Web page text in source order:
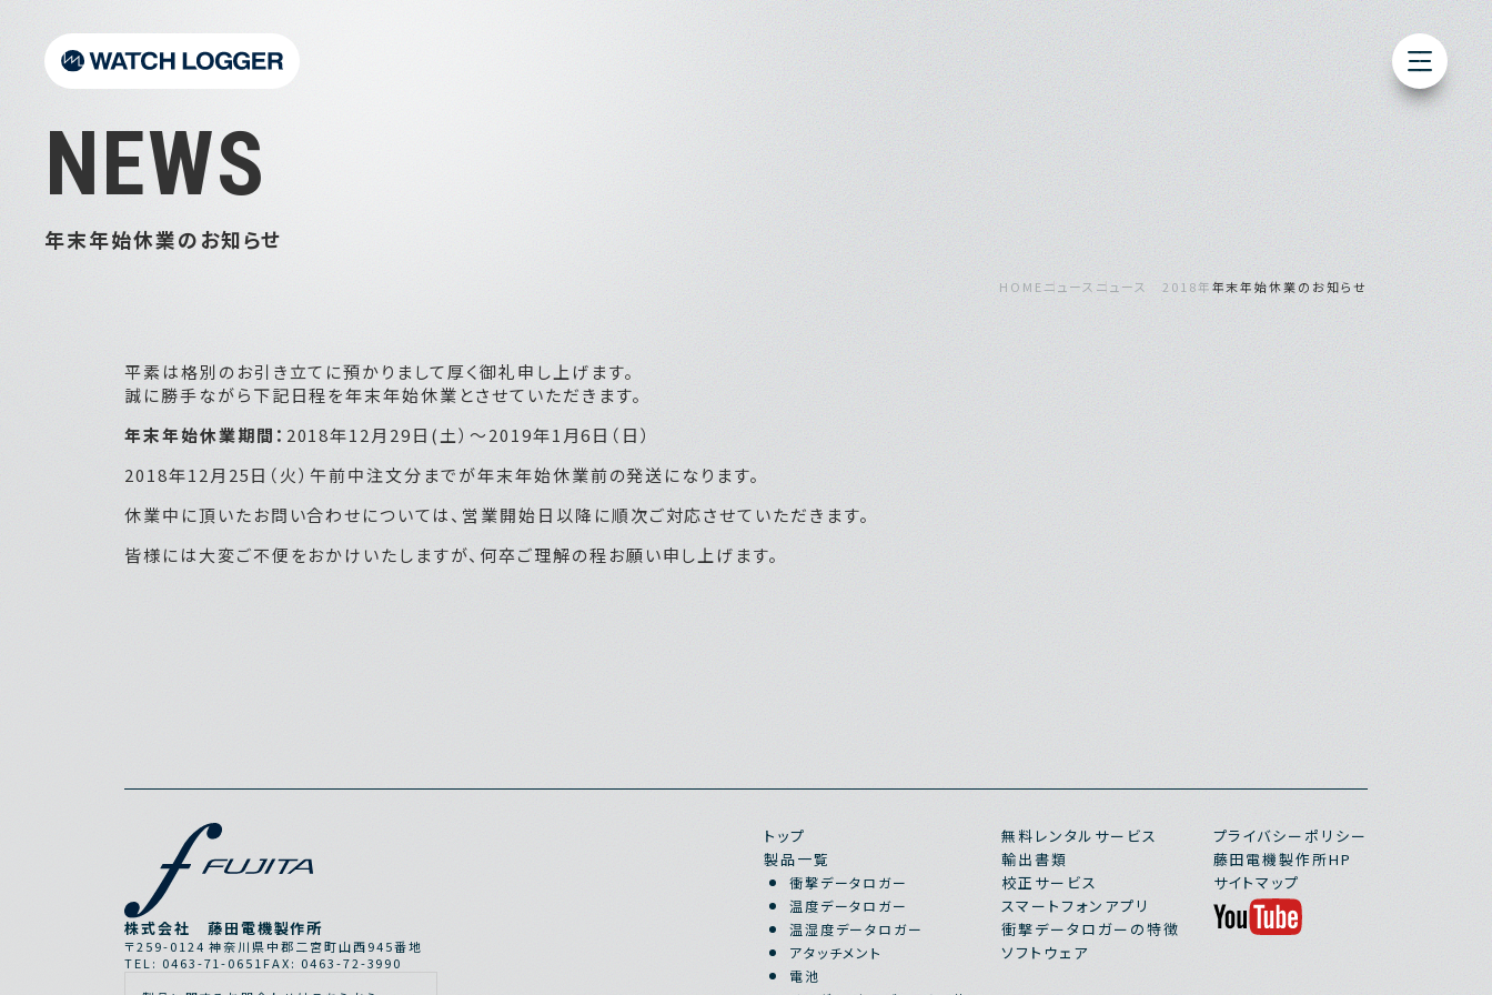
NEWS
年末年始休業のお知らせ
HOMEニュース ニュース 2018年年末年始休業のお知らせ
平素は格別のお引き立てに預かりまして厚く御礼申し上げます。
誠に勝手ながら下記日程を年末年始休業とさせていただきます。
年末年始休業期間： 2018年12月29日(土）～2019年1月6日（日）
2018年12月25日（火）午前中注文分までが年末年始休業前の発送になります。
休業中に頂いたお問い合わせについては、営業開始日以降に順次ご対応させていただきます。
皆様には大変ご不便をおかけいたしますが、何卒ご理解の程お願い申し上げます。
株式会社 藤田電機製作所
〒259-0124 神奈川県中郡二宮町山西945番地
TEL: 0463-71-0651 FAX: 0463-72-3990
トップ
製品一覧
衝撃データロガー
温度データロガー
温湿度データロガー
アタッチメント
電池
無料レンタルサービス
輸出書類
校正サービス
スマートフォンアプリ
衝撃データロガーの特徴
ソフトウェア
プライバシーポリシー
藤田電機製作所HP
サイトマップ